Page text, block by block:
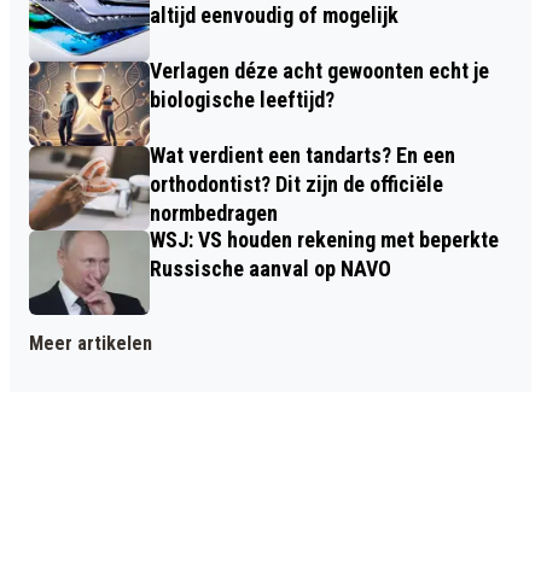
altijd eenvoudig of mogelijk
Verlagen déze acht gewoonten echt je
biologische leeftijd?
Wat verdient een tandarts? En een
orthodontist? Dit zijn de officiële
normbedragen
WSJ: VS houden rekening met beperkte
Russische aanval op NAVO
Meer artikelen